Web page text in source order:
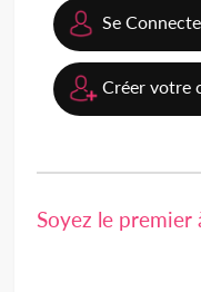
Se
Créer votre
Soyez le